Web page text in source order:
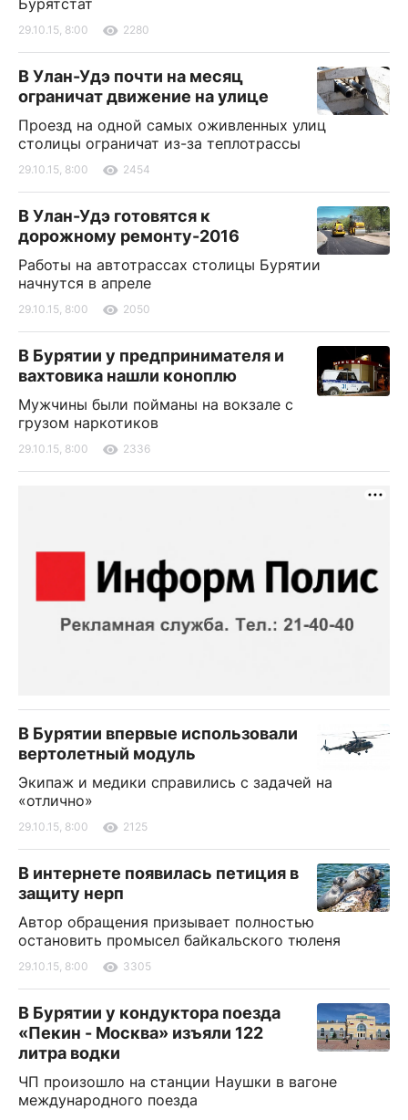
Бурятстат
29.10.15, 8:00 2280
В Улан-Удэ почти на месяц
ограничат движение на улице
Проезд на одной самых оживленных улиц
столицы ограничат из-за теплотрассы
29.10.15, 8:00 2454
В Улан-Удэ готовятся к
дорожному ремонту-2016
Работы на автотрассах столицы Бурятии
начнутся в апреле
29.10.15, 8:00 2050
В Бурятии у предпринимателя и
вахтовика нашли коноплю
Мужчины были пойманы на вокзале с
грузом наркотиков
29.10.15, 8:00 2336
В Бурятии впервые использовали
вертолетный модуль
Экипаж и медики справились с задачей на
«отлично»
29.10.15, 8:00 2125
В интернете появилась петиция в
защиту нерп
Автор обращения призывает полностью
остановить промысел байкальского тюленя
29.10.15, 8:00 3305
В Бурятии у кондуктора поезда
«Пекин - Москва» изъяли 122
литра водки
ЧП произошло на станции Наушки в вагоне
международного поезда